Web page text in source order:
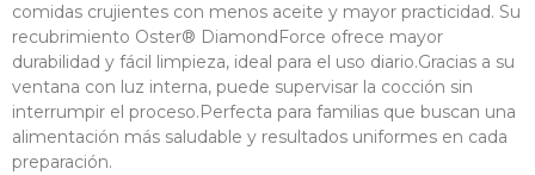
comidas crujientes con menos aceite y mayor practicidad. Su
recubrimiento Oster® DiamondForce ofrece mayor
durabilidad y fácil limpieza, ideal para el uso diario.Gracias a su
ventana con luz interna, puede supervisar la cocción sin
interrumpir el proceso.Perfecta para familias que buscan una
alimentación más saludable y resultados uniformes en cada
preparación.